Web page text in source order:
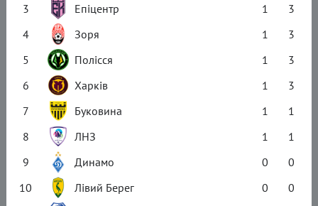
3
Епіцентр 1
3
4
Зоря 1
3
5
Полісся 1
3
6
Харків 1
3
7
Буковина 1
1
8
ЛНЗ 1
1
9
Динамо 0
0
10
Лівий Берег 0
0